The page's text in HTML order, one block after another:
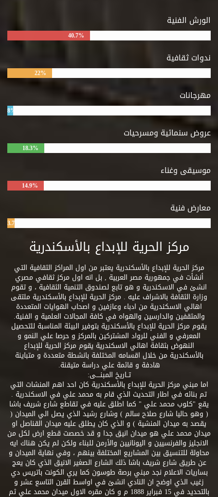
الورش الفنية
40.7%
ندوات ثقافية
22%
مهرجانات
8%
عروض سنمائية ومسرحيات
18.3%
موسيقى وغناء
14.9%
معارض فنية
3.7%
مركز الحرية للإبداع بالأسكندرية
مركز الحرية للإبداع بالأسكندرية يعتبر من اول المراكز الثقافية التي
أنشأت في جمهورية مصر العربية , بل انه اول مركز ثقافي مصري
انشئ في الاسكندرية و هو تابع لصندوق التنمية الثقافية ، و تقوم
وزارة الثقافة بالاشراف عليه . مركز الحرية للإبداع بالأسكندرية ملتقى
اهالي الاسكندرية من ادباء وعازفين و اصحاب الهوايات المتعددة
والمثقفين والدارسين والهواه في كافة المجالات العلمية و الفنية.
يقوم مركز الحرية للإبداع بالأسكندرية بتوفير البيئة المناسبة للتحصيل
المعرفي و الفني للرواد المشتركين بالمركز و حرصا علي النمو و
النهوض بثقافة اهالي الاسكندرية يقوم مركز الحرية للإبداع
بالأسكندرية من خلال اقسامه المختلفة بانشطة متعددة و متباينة
هادفة و قائمة علي دراسة متيقنة.
تــاريخ المبنــــى:
اما مبني مركز الحرية للإبداع بالأسكندرية كان احد اهم المنشات التي
تم بنائه في اطار التحديث الذي قام به محمد علي في الاسكندرية .
يقع "كلوب محمد علي " كما اطلق عليه في تقاطع شارع شريف باشا
( وهو حاليا شارع صلاح سالم ) وشارع رشيد الذي يصل الي الميدان (
يقصد به ميدان المنشية ) و الذي كان يطلق عليه ميدان القناصل او
ميدان محمد علي هو ميدان انيق جدا و قد خصصت قطع ارض لكل من
الانجليز والفرنسيين و اليونانيين والأرمن للبناء ولكن لم يكن هناك ايه
محاولة للتنسيق بين المشاريع المختلفة بينهم ، وفي نهاية الميدان و
عن طريق شارع شريف باشا ذلك الشارع الصغير الانيق الذي كان يعج
بساريات الاعلام نجد مبني برصة طوسون كما يري الكونت باتريس دي
زغيب الذي اوضح ان النادي انشئ في اواسط القرن التاسع عشر و
بالتحديد في 15 فبراير 1888 م و كان مقره الاول ميدان محمد علي ثم